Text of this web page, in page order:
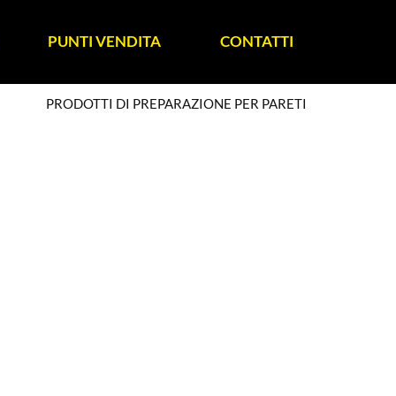
PUNTI VENDITA CONTATTI
PRODOTTI DI PREPARAZIONE PER PARETI